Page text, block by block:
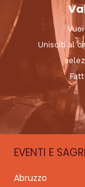
Unisciti al
EVENTI E
Abruzzo